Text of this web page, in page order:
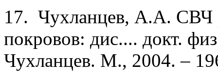
17. Чухланцев, А.А. СВЧ
покровов: дис.... докт.
Чухланцев. М., 2004. –